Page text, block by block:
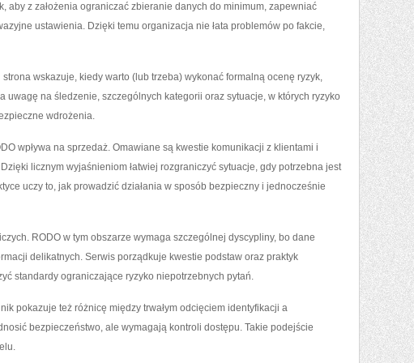
aby z założenia ograniczać zbieranie danych do minimum, zapewniać
ustawienia. Dzięki temu organizacja nie łata problemów po fakcie,
wskazuje, kiedy warto (lub trzeba) wykonać formalną ocenę ryzyk,
uwagę na śledzenie, szczególnych kategorii oraz sytuacje, w których ryzyko
wdrożenia.
wpływa na sprzedaż. Omawiane są kwestie komunikacji z klientami i
licznym wyjaśnieniom łatwiej rozgraniczyć sytuacje, gdy potrzebna jest
uczy to, jak prowadzić działania w sposób bezpieczny i jednocześnie
RODO w tym obszarze wymaga szczególnej dyscypliny, bo dane
delikatnych. Serwis porządkuje kwestie podstaw oraz praktyk
standardy ograniczające ryzyko niepotrzebnych pytań.
pokazuje też różnicę między trwałym odcięciem identyfikacji a
bezpieczeństwo, ale wymagają kontroli dostępu. Takie podejście